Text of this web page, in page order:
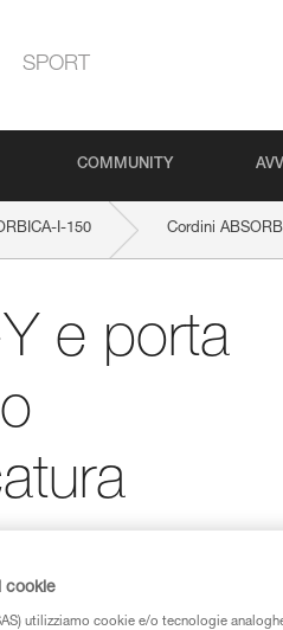
SPORT
COMMUNITY
I-150 Cordini
e porta
capo
scopo.
cookie
utilizziamo cookie e/o tecnologie